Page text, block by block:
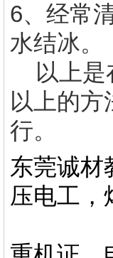
6、经常
水结冰。
以上是
以上的
行。
东莞诚材
压电工，
证件